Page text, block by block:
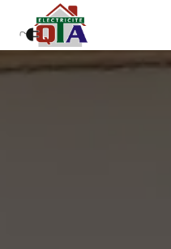
Panneau de gestion des cookies